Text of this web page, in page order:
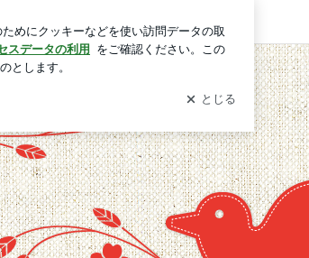
ログイン